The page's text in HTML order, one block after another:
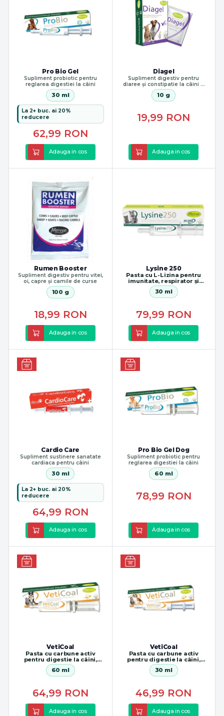
întotdeauna in acest scop si insistam asupra
standardelor facilitatii GMP +.
Pro Bio Gel
Supliment probiotic pentru
reglarea digestiei la câini
30 ml
La 2+ buc. ai 20%
reducere
62,99 RON
Adauga in cos
Diagel
Supliment digestiv pentru
diaree și constipatie la câini și
pisici
10 g
19,99 RON
Adauga in cos
Rumen Booster
Supliment digestiv pentru vitei,
oi, capre și camile de curse
100 g
18,99 RON
Adauga in cos
Lysine 250
Pasta cu L-Lizina pentru
imunitate, respirator și
ocular la pisici
30 ml
79,99 RON
Adauga in cos
Cardio Care
Supliment sustinere sanatate
cardiaca pentru câini
30 ml
La 2+ buc. ai 20%
reducere
64,99 RON
Adauga in cos
Pro Bio Gel Dog
Supliment probiotic pentru
reglarea digestiei la câini
60 ml
78,99 RON
Adauga in cos
VetiCoal
Pasta cu carbune activ
pentru digestie la câini,
pisici și animale mici
60 ml
64,99 RON
Adauga in cos
VetiCoal
Pasta cu carbune activ
pentru digestie la câini,
pisici și animale mici
30 ml
46,99 RON
Adauga in cos